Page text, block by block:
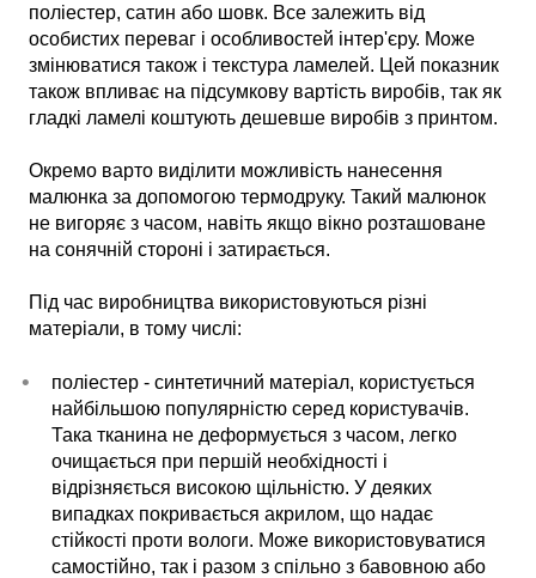
поліестер, сатин або шовк. Все залежить від
особистих переваг і особливостей інтер'єру. Може
змінюватися також і текстура ламелей. Цей показник
також впливає на підсумкову вартість виробів, так як
гладкі ламелі коштують дешевше виробів з принтом.
Окремо варто виділити можливість нанесення
малюнка за допомогою термодруку. Такий малюнок
не вигоряє з часом, навіть якщо вікно розташоване
на сонячній стороні і затирається.
Під час виробництва використовуються різні
матеріали, в тому числі:
поліестер - синтетичний матеріал, користується
найбільшою популярністю серед користувачів.
Така тканина не деформується з часом, легко
очищається при першій необхідності і
відрізняється високою щільністю. У деяких
випадках покривається акрилом, що надає
стійкості проти вологи. Може використовуватися
самостійно, так і разом з спільно з бавовною або